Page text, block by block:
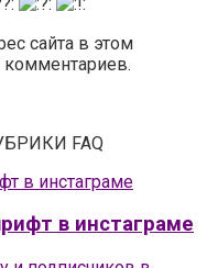
сайта в этом
FAQ
в инстаграме